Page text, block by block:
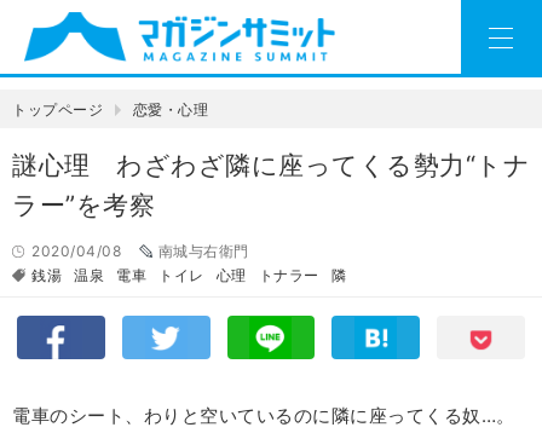
トップページ 恋愛・心理
謎心理 わざわざ隣に座ってくる勢力“トナ
ラー”を考察
2020/04/08
南城与右衛門
銭湯
温泉 電車 トイレ 心理 トナラー 隣
電車のシート、わりと空いているのに隣に座ってくる奴…。